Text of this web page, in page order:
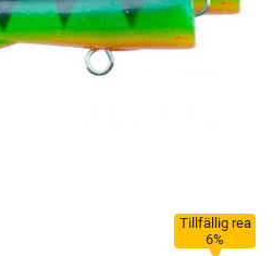
Tillfällig rea
6%